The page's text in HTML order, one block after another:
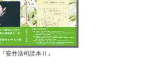
『安井浩司読本Ⅱ』